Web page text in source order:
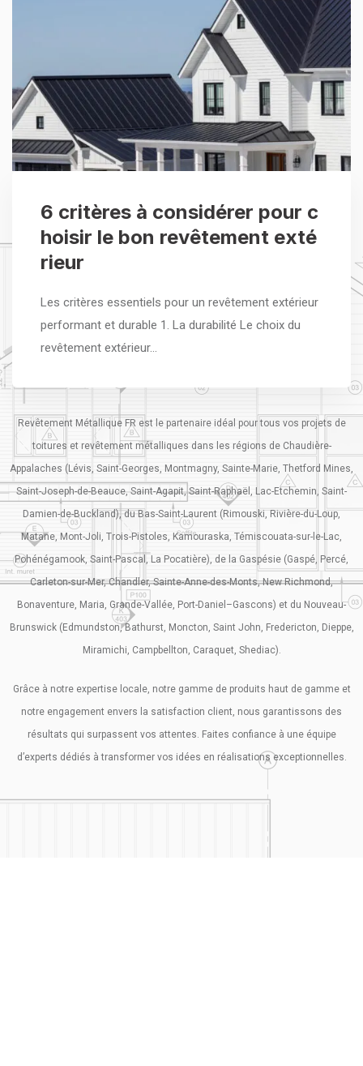
6 critères à considérer pour c
hoisir le bon revêtement exté
rieur
Les critères essentiels pour un revêtement extérieur
performant et durable 1. La durabilité Le choix du
revêtement extérieur…
Revêtement Métallique FR est le partenaire idéal pour tous vos projets de
toitures et revêtement métalliques dans les régions de Chaudière-
Appalaches (Lévis, Saint-Georges, Montmagny, Sainte-Marie, Thetford Mines,
Saint-Joseph-de-Beauce, Saint-Agapit, Saint-Raphaël, Lac-Etchemin, Saint-
Damien-de-Buckland), du Bas-Saint-Laurent (Rimouski, Rivière-du-Loup,
Matane, Mont-Joli, Trois-Pistoles, Kamouraska, Témiscouata-sur-le-Lac,
Pohénégamook, Saint-Pascal, La Pocatière), de la Gaspésie (Gaspé, Percé,
Carleton-sur-Mer, Chandler, Sainte-Anne-des-Monts, New Richmond,
Bonaventure, Maria, Grande-Vallée, Port-Daniel–Gascons) et du Nouveau-
Brunswick (Edmundston, Bathurst, Moncton, Saint John, Fredericton, Dieppe,
Miramichi, Campbellton, Caraquet, Shediac).
Grâce à notre expertise locale, notre gamme de produits haut de gamme et
notre engagement envers la satisfaction client, nous garantissons des
résultats qui surpassent vos attentes. Faites confiance à une équipe
d’experts dédiés à transformer vos idées en réalisations exceptionnelles.